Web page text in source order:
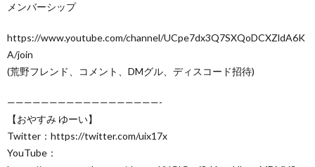
メンバーシップ
https://www.youtube.com/channel/UCpe7dx3Q7SXQoDCXZldA6K
A/join
(荒野フレンド、コメント、DMグル、ディスコード招待)
——————————————————-
【おやすみ ゆーい】
Twitter：https://twitter.com/uix17x
YouTube：